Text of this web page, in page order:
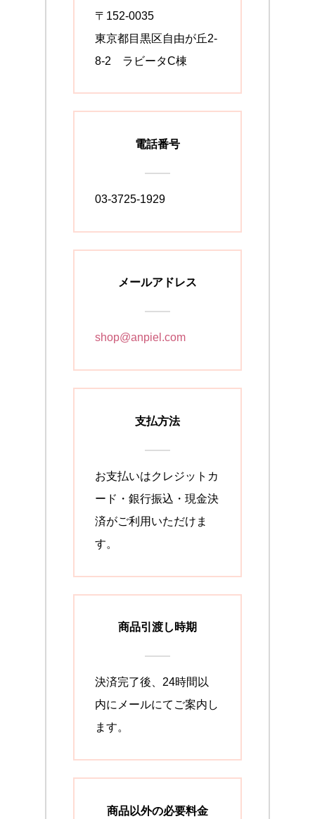
〒152-0035
東京都目黒区自由が丘2-
8-2 ラビータC棟
電話番号
03-3725-1929
メールアドレス
shop@anpiel.com
支払方法
お支払いはクレジットカ
ード・銀行振込・現金決
済がご利用いただけま
す。
商品引渡し時期
決済完了後、24時間以
内にメールにてご案内し
ます。
商品以外の必要料金